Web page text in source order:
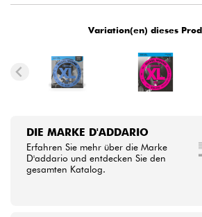
Kabel & Zubehöre
HiFi
Sehen Sie sich unsere
•
• Star'S
• Star
Variation(en) dieses
DIE MARKE D'ADDARIO
Erfahren Sie mehr über die Marke
D'addario und entdecken Sie den
gesamten Katalog.